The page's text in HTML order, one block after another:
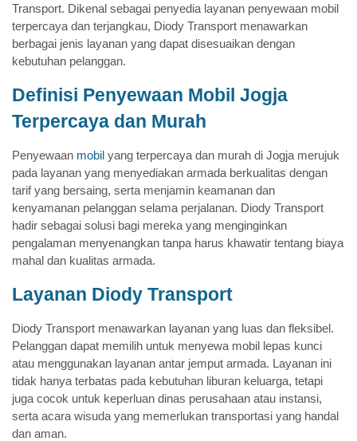
Transport. Dikenal sebagai penyedia layanan penyewaan mobil
terpercaya dan terjangkau, Diody Transport menawarkan
berbagai jenis layanan yang dapat disesuaikan dengan
kebutuhan pelanggan.
Definisi Penyewaan Mobil Jogja
Terpercaya dan Murah
Penyewaan mobil yang terpercaya dan murah di Jogja merujuk
pada layanan yang menyediakan armada berkualitas dengan
tarif yang bersaing, serta menjamin keamanan dan
kenyamanan pelanggan selama perjalanan. Diody Transport
hadir sebagai solusi bagi mereka yang menginginkan
pengalaman menyenangkan tanpa harus khawatir tentang biaya
mahal dan kualitas armada.
Layanan Diody Transport
Diody Transport menawarkan layanan yang luas dan fleksibel.
Pelanggan dapat memilih untuk menyewa mobil lepas kunci
atau menggunakan layanan antar jemput armada. Layanan ini
tidak hanya terbatas pada kebutuhan liburan keluarga, tetapi
juga cocok untuk keperluan dinas perusahaan atau instansi,
serta acara wisuda yang memerlukan transportasi yang handal
dan aman.